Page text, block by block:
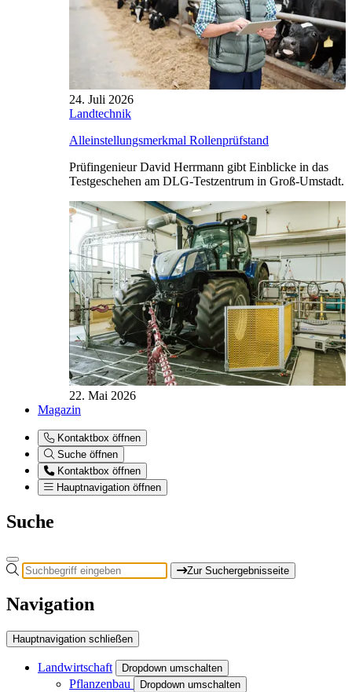
24. Juli 2026
Landtechnik
Alleinstellungsmerkmal Rollenprüfstand
Prüfingenieur David Herrmann gibt Einblicke in das
Testgeschehen am DLG-Testzentrum in Groß-Umstadt.
22. Mai 2026
Magazin
Kontaktbox öffnen
Suche öffnen
Kontaktbox öffnen
Hauptnavigation öffnen
Suche
Zur Suchergebnisseite
Navigation
Hauptnavigation schließen
Landwirtschaft Dropdown umschalten
Pflanzenbau Dropdown umschalten